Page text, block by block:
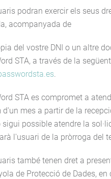
podran exercir els seus
acompanyada de
del vostre DNI o un altre
STA, a través de la
STA es compromet a
d'un mes a partir de la
sigui possible atendre la
l'usuari de la pròrroga del
també tenen dret a
de Protecció de Dades,